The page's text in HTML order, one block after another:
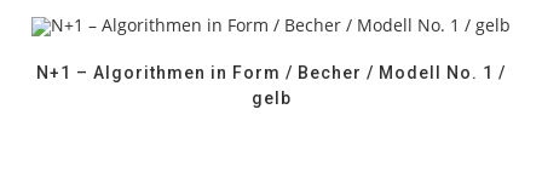
N+1 – Algorithmen in Form / Becher / Modell No. 1 /
gelb